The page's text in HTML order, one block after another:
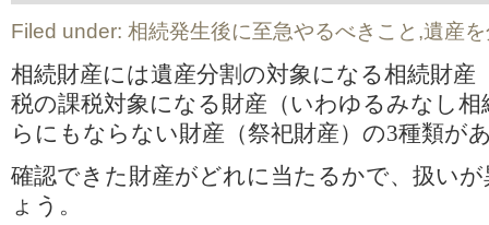
Filed under: 相続発生後に至急やるべきこと ,遺産
相続財産には遺産分割の対象になる相続財産
税の課税対象になる財産（いわゆるみなし
らにもならない財産（祭祀財産）の3種類が
確認できた財産がどれに当たるかで、扱い
ょう。